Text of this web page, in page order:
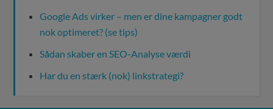
Google Ads virker – men er dine kampagner godt
nok optimeret? (se tips)
Sådan skaber en SEO-Analyse værdi
Har du en stærk (nok) linkstrategi?